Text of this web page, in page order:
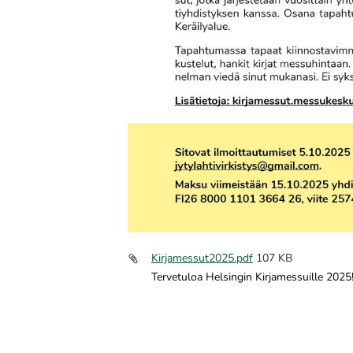
Kirjamessut2025.pdf 107 KB
Tervetuloa Helsingin Kirjamessuille 2025!